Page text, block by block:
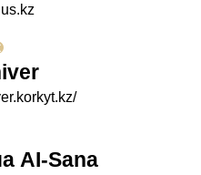
AI-Sana